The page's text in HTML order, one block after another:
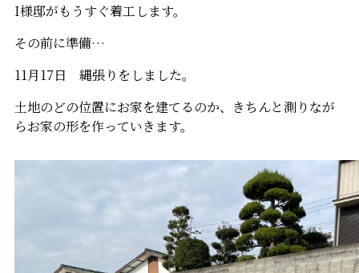
I様邸がもうすぐ着工します。
その前に準備…
11月17日 縄張りをしました。
土地のどの位置にお家を建てるのか、きちんと測りなが
らお家の形を作っていきます。